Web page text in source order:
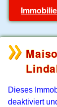
Dieses
deaktiviert